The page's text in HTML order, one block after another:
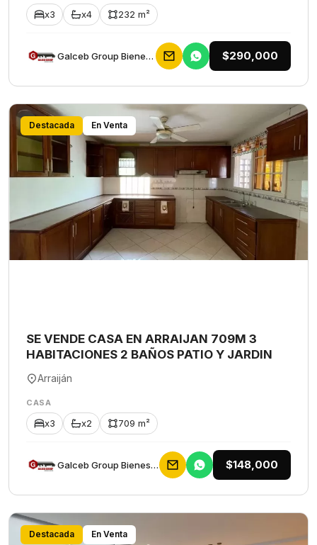
x3 x4 232 m²
Galceb Group Bienes Raices $290,000
Destacada En Venta
SE VENDE CASA EN ARRAIJAN 709M 3
HABITACIONES 2 BAÑOS PATIO Y JARDIN
Arraiján
CASA
x3 x2 709 m²
Galceb Group Bienes Raices $148,000
Destacada En Venta